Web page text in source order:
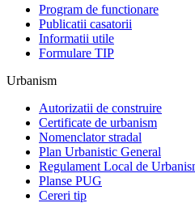
Program de functionare
Publicatii casatorii
Informatii utile
Formulare TIP
Urbanism
Autorizatii de construire
Certificate de urbanism
Nomenclator stradal
Plan Urbanistic General
Regulament Local de
Planse PUG
Cereri tip